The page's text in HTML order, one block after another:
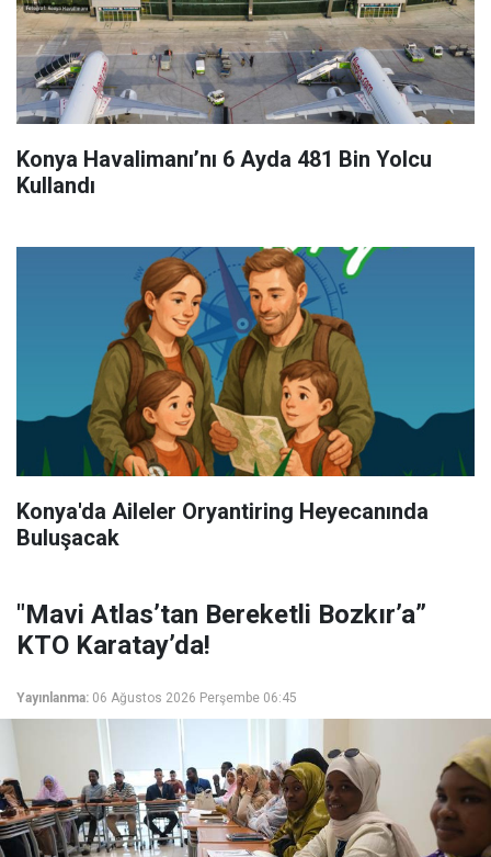
Konya Havalimanı’nı 6 Ayda 481 Bin Yolcu
Kullandı
Konya'da Aileler Oryantiring Heyecanında
Buluşacak
"Mavi Atlas’tan Bereketli Bozkır’a”
KTO Karatay’da!
Yayınlanma: 06 Ağustos 2026 Perşembe 06:45